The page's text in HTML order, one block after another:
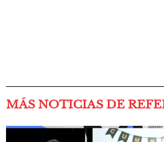
MÁS NOTICIAS DE